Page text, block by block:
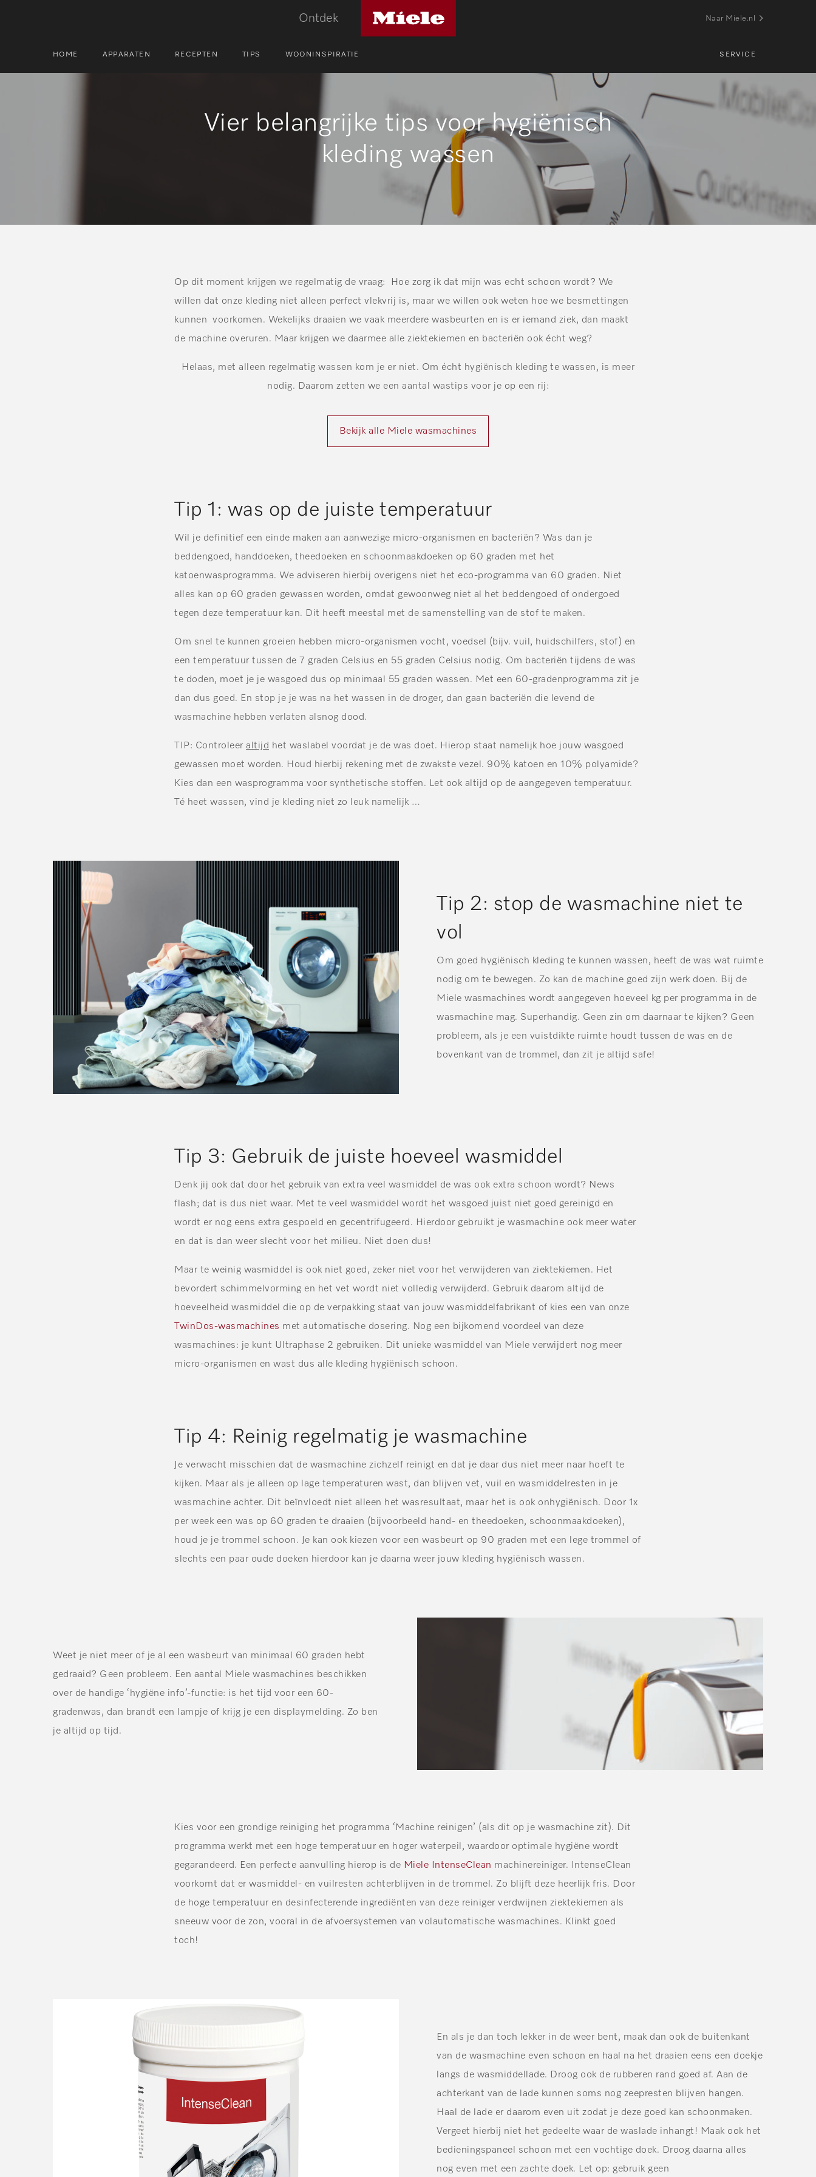
Ontdek
logo
Naar Miele.nl
HOME APPARATEN RECEPTEN TIPS WOONINSPIRATIE SERVICE
Vier belangrijke tips voor hygiënisch
kleding wassen
Op dit moment krijgen we regelmatig de vraag: Hoe zorg ik dat mijn was echt schoon wordt? We
willen dat onze kleding niet alleen perfect vlekvrij is, maar we willen ook weten hoe we besmettingen
kunnen voorkomen. Wekelijks draaien we vaak meerdere wasbeurten en is er iemand ziek, dan maakt
de machine overuren. Maar krijgen we daarmee alle ziektekiemen en bacteriën ook écht weg?
Helaas, met alleen regelmatig wassen kom je er niet. Om écht hygiënisch kleding te wassen, is meer
nodig. Daarom zetten we een aantal wastips voor je op een rij:
Bekijk alle Miele wasmachines
Tip 1: was op de juiste temperatuur
Wil je definitief een einde maken aan aanwezige micro-organismen en bacteriën? Was dan je
beddengoed, handdoeken, theedoeken en schoonmaakdoeken op 60 graden met het
katoenwasprogramma. We adviseren hierbij overigens niet het eco-programma van 60 graden. Niet
alles kan op 60 graden gewassen worden, omdat gewoonweg niet al het beddengoed of ondergoed
tegen deze temperatuur kan. Dit heeft meestal met de samenstelling van de stof te maken.
Om snel te kunnen groeien hebben micro-organismen vocht, voedsel (bijv. vuil, huidschilfers, stof) en
een temperatuur tussen de 7 graden Celsius en 55 graden Celsius nodig. Om bacteriën tijdens de was
te doden, moet je je wasgoed dus op minimaal 55 graden wassen. Met een 60-gradenprogramma zit je
dan dus goed. En stop je je was na het wassen in de droger, dan gaan bacteriën die levend de
wasmachine hebben verlaten alsnog dood.
TIP: Controleer altijd het waslabel voordat je de was doet. Hierop staat namelijk hoe jouw wasgoed
gewassen moet worden. Houd hierbij rekening met de zwakste vezel. 90% katoen en 10% polyamide?
Kies dan een wasprogramma voor synthetische stoffen. Let ook altijd op de aangegeven temperatuur.
Té heet wassen, vind je kleding niet zo leuk namelijk …
Tip 2: stop de wasmachine niet te
vol
Om goed hygiënisch kleding te kunnen wassen, heeft de was wat ruimte
nodig om te bewegen. Zo kan de machine goed zijn werk doen. Bij de
Miele wasmachines wordt aangegeven hoeveel kg per programma in de
wasmachine mag. Superhandig. Geen zin om daarnaar te kijken? Geen
probleem, als je een vuistdikte ruimte houdt tussen de was en de
bovenkant van de trommel, dan zit je altijd safe!
Tip 3: Gebruik de juiste hoeveel wasmiddel
Denk jij ook dat door het gebruik van extra veel wasmiddel de was ook extra schoon wordt? News
flash; dat is dus niet waar. Met te veel wasmiddel wordt het wasgoed juist niet goed gereinigd en
wordt er nog eens extra gespoeld en gecentrifugeerd. Hierdoor gebruikt je wasmachine ook meer water
en dat is dan weer slecht voor het milieu. Niet doen dus!
Maar te weinig wasmiddel is ook niet goed, zeker niet voor het verwijderen van ziektekiemen. Het
bevordert schimmelvorming en het vet wordt niet volledig verwijderd. Gebruik daarom altijd de
hoeveelheid wasmiddel die op de verpakking staat van jouw wasmiddelfabrikant of kies een van onze
TwinDos-wasmachines met automatische dosering. Nog een bijkomend voordeel van deze
wasmachines: je kunt Ultraphase 2 gebruiken. Dit unieke wasmiddel van Miele verwijdert nog meer
micro-organismen en wast dus alle kleding hygiënisch schoon.
Tip 4: Reinig regelmatig je wasmachine
Je verwacht misschien dat de wasmachine zichzelf reinigt en dat je daar dus niet meer naar hoeft te
kijken. Maar als je alleen op lage temperaturen wast, dan blijven vet, vuil en wasmiddelresten in je
wasmachine achter. Dit beïnvloedt niet alleen het wasresultaat, maar het is ook onhygiënisch. Door 1x
per week een was op 60 graden te draaien (bijvoorbeeld hand- en theedoeken, schoonmaakdoeken),
houd je je trommel schoon. Je kan ook kiezen voor een wasbeurt op 90 graden met een lege trommel of
slechts een paar oude doeken hierdoor kan je daarna weer jouw kleding hygiënisch wassen.
Weet je niet meer of je al een wasbeurt van minimaal 60 graden hebt
gedraaid? Geen probleem. Een aantal Miele wasmachines beschikken
over de handige ‘hygiëne info’-functie: is het tijd voor een 60-
gradenwas, dan brandt een lampje of krijg je een displaymelding. Zo ben
je altijd op tijd.
Kies voor een grondige reiniging het programma ‘Machine reinigen’ (als dit op je wasmachine zit). Dit
programma werkt met een hoge temperatuur en hoger waterpeil, waardoor optimale hygiëne wordt
gegarandeerd. Een perfecte aanvulling hierop is de Miele IntenseClean machinereiniger. IntenseClean
voorkomt dat er wasmiddel- en vuilresten achterblijven in de trommel. Zo blijft deze heerlijk fris. Door
de hoge temperatuur en desinfecterende ingrediënten van deze reiniger verdwijnen ziektekiemen als
sneeuw voor de zon, vooral in de afvoersystemen van volautomatische wasmachines. Klinkt goed
toch!
En als je dan toch lekker in de weer bent, maak dan ook de buitenkant
van de wasmachine even schoon en haal na het draaien eens een doekje
langs de wasmiddellade. Droog ook de rubberen rand goed af. Aan de
achterkant van de lade kunnen soms nog zeepresten blijven hangen.
Haal de lade er daarom even uit zodat je deze goed kan schoonmaken.
Vergeet hierbij niet het gedeelte waar de waslade inhangt! Maak ook het
bedieningspaneel schoon met een vochtige doek. Droog daarna alles
nog even met een zachte doek. Let op: gebruik geen